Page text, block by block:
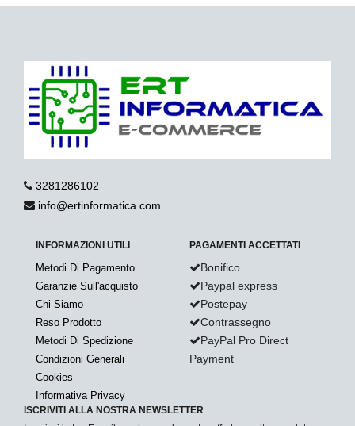
3281286102
info@ertinformatica.com
INFORMAZIONI UTILI
Metodi Di Pagamento
Garanzie Sull'acquisto
Chi Siamo
Reso Prodotto
Metodi Di Spedizione
Condizioni Generali
Cookies
Informativa Privacy
PAGAMENTI ACCETTATI
Bonifico
Paypal express
Postepay
Contrassegno
PayPal Pro Direct
Payment
ISCRIVITI ALLA NOSTRA NEWSLETTER